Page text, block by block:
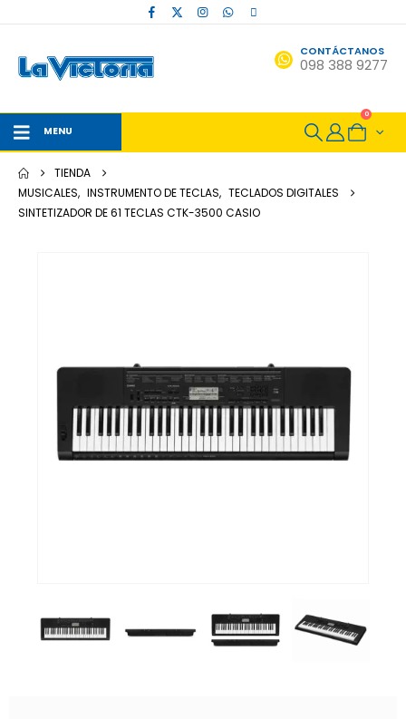
CONTÁCTANOS
098 388 9277
MENU
0
TIENDA
MUSICALES, INSTRUMENTO DE TECLAS, TECLADOS DIGITALES
SINTETIZADOR DE 61 TECLAS CTK-3500 CASIO